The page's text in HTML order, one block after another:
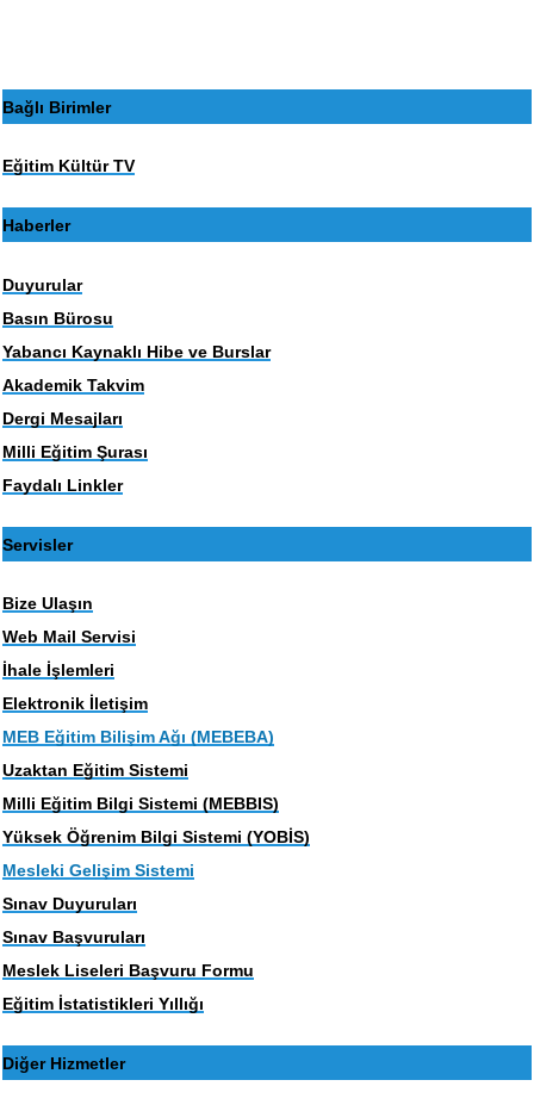
Bağlı Birimler
Eğitim Kültür TV
Haberler
Duyurular
Basın Bürosu
Yabancı Kaynaklı Hibe ve Burslar
Akademik Takvim
Dergi Mesajları
Milli Eğitim Şurası
Faydalı Linkler
Servisler
Bize Ulaşın
Web Mail Servisi
İhale İşlemleri
Elektronik İletişim
MEB Eğitim Bilişim Ağı (MEBEBA)
Uzaktan Eğitim Sistemi
Milli Eğitim Bilgi Sistemi (MEBBIS)
Yüksek Öğrenim Bilgi Sistemi (YOBİS)
Mesleki Gelişim Sistemi
Sınav Duyuruları
Sınav Başvuruları
Meslek Liseleri Başvuru Formu
Eğitim İstatistikleri Yıllığı
Diğer Hizmetler